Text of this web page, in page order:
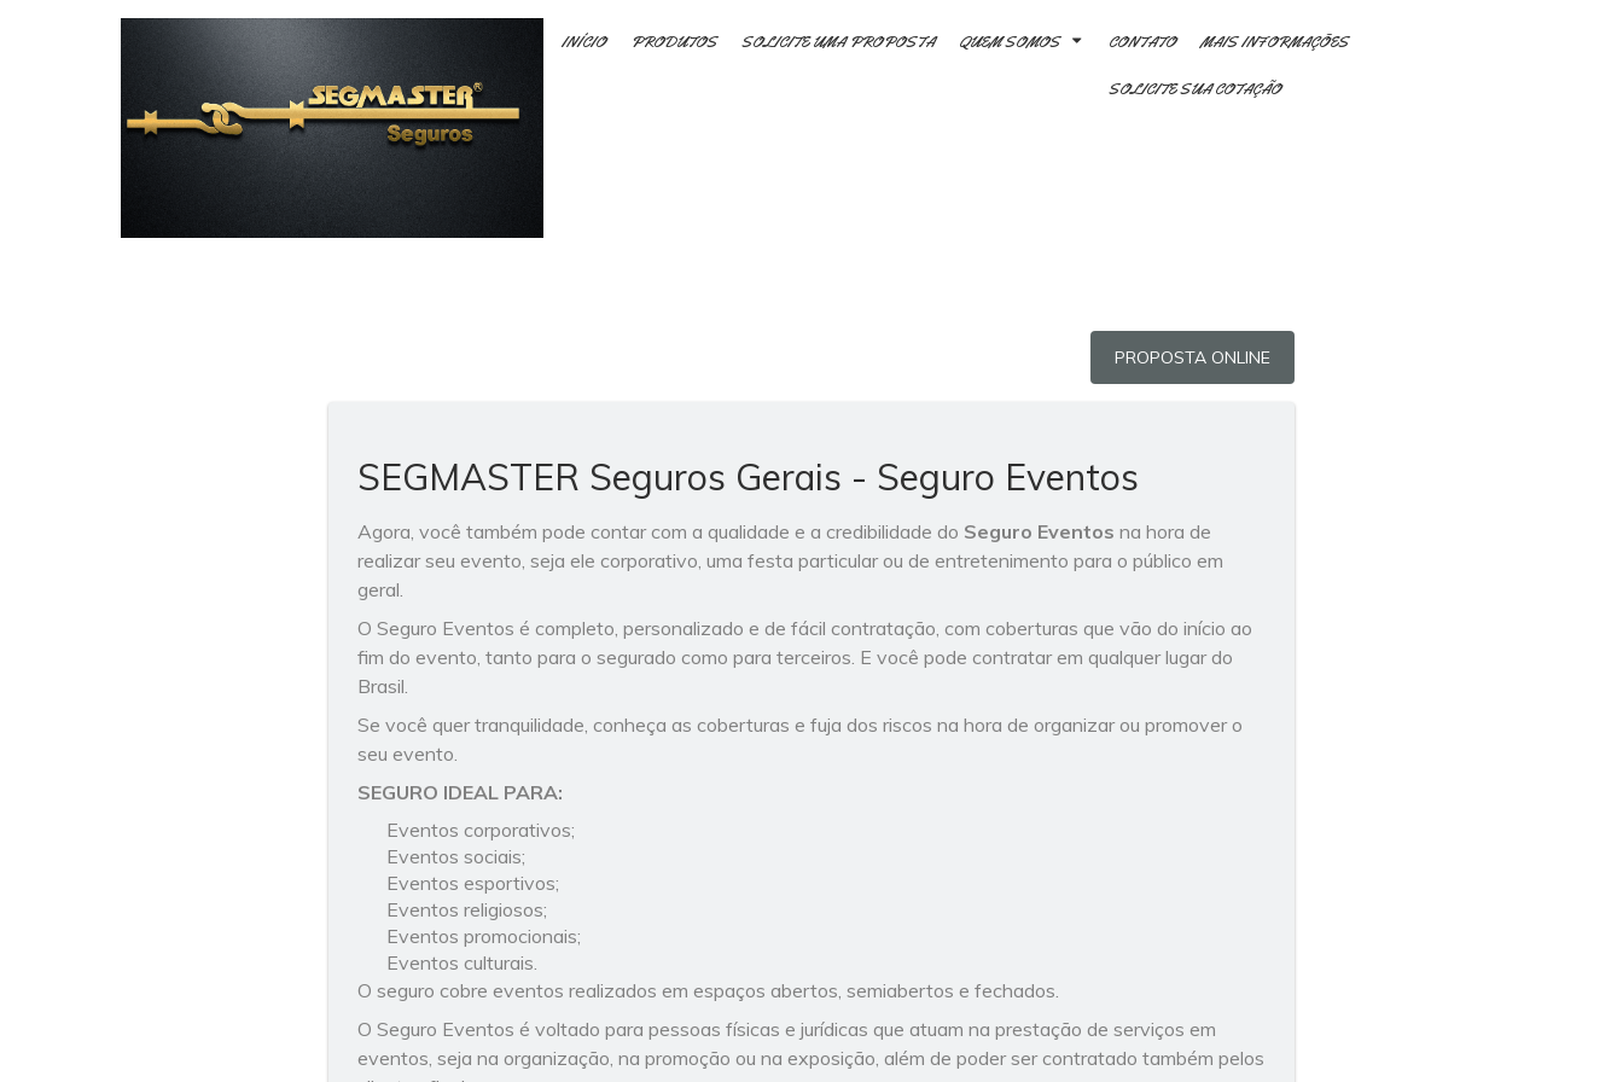
INÍCIO PRODUTOS SOLICITE UMA PROPOSTA QUEM SOMOS CONTATO MAIS INFORMAÇÕES
SOLICITE SUA COTAÇÃO
PROPOSTA ONLINE
SEGMASTER Seguros Gerais - Seguro Eventos
Agora, você também pode contar com a qualidade e a credibilidade do Seguro Eventos na hora de
realizar seu evento, seja ele corporativo, uma festa particular ou de entretenimento para o público em
geral.
O Seguro Eventos é completo, personalizado e de fácil contratação, com coberturas que vão do início ao
fim do evento, tanto para o segurado como para terceiros. E você pode contratar em qualquer lugar do
Brasil.
Se você quer tranquilidade, conheça as coberturas e fuja dos riscos na hora de organizar ou promover o
seu evento.
SEGURO IDEAL PARA:
Eventos corporativos;
Eventos sociais;
Eventos esportivos;
Eventos religiosos;
Eventos promocionais;
Eventos culturais.
O seguro cobre eventos realizados em espaços abertos, semiabertos e fechados.
O Seguro Eventos é voltado para pessoas físicas e jurídicas que atuam na prestação de serviços em
eventos, seja na organização, na promoção ou na exposição, além de poder ser contratado também pelos